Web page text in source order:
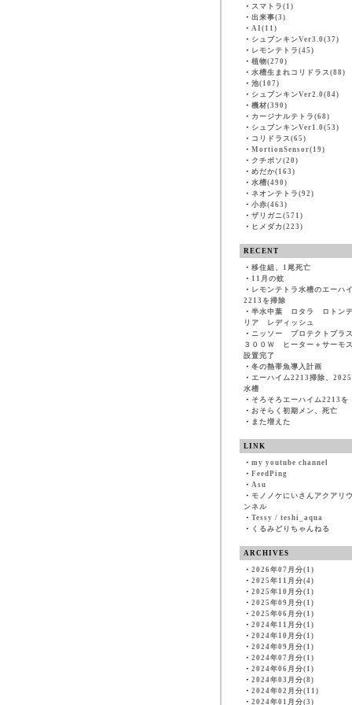
・ スマトラ(1)
・ 出来事(3)
・ AI(11)
・ シュブンキンVer3.0(37)
・ レモンテトラ(45)
・ 植物(270)
・ 水槽生まれコリドラス(88)
・ 池(107)
・ シュブンキンVer2.0(84)
・ 機材(390)
・ カージナルテトラ(68)
・ シュブンキンVer1.0(53)
・ コリドラス(65)
・ MortionSensor(19)
・ クチボソ(20)
・ めだか(163)
・ 水槽(490)
・ ネオンテトラ(92)
・ 小赤(463)
・ ザリガニ(571)
・ ヒメダカ(223)
RECENT
・ 移住組、1尾死亡
・ 11月の蚊
・ レモンテトラ水槽のエーハ
2213を掃除
・ 半水中葉 ロタラ ロトンデ
リア レディッシュ
・ ニッソー プロテクトプラ
３００Ｗ ヒーター＋サーモ
設置完了
・ 冬の熱帯魚導入計画
・ エーハイム2213掃除、
水槽
・ そろそろエーハイム2213を
・ おそらく初期メン、死亡
・ また増えた
LINK
・ my youtube channel
・ FeedPing
・ Asu
・ モノノケにいさんアクアリ
ンネル
・ Tessy / teshi_aqua
・ くるみどりちゃんねる
ARCHIVES
・ 2026年07月分(1)
・ 2025年11月分(4)
・ 2025年10月分(1)
・ 2025年09月分(1)
・ 2025年06月分(1)
・ 2024年11月分(1)
・ 2024年10月分(1)
・ 2024年09月分(1)
・ 2024年07月分(1)
・ 2024年06月分(1)
・ 2024年03月分(8)
・ 2024年02月分(11)
・ 2024年01月分(3)